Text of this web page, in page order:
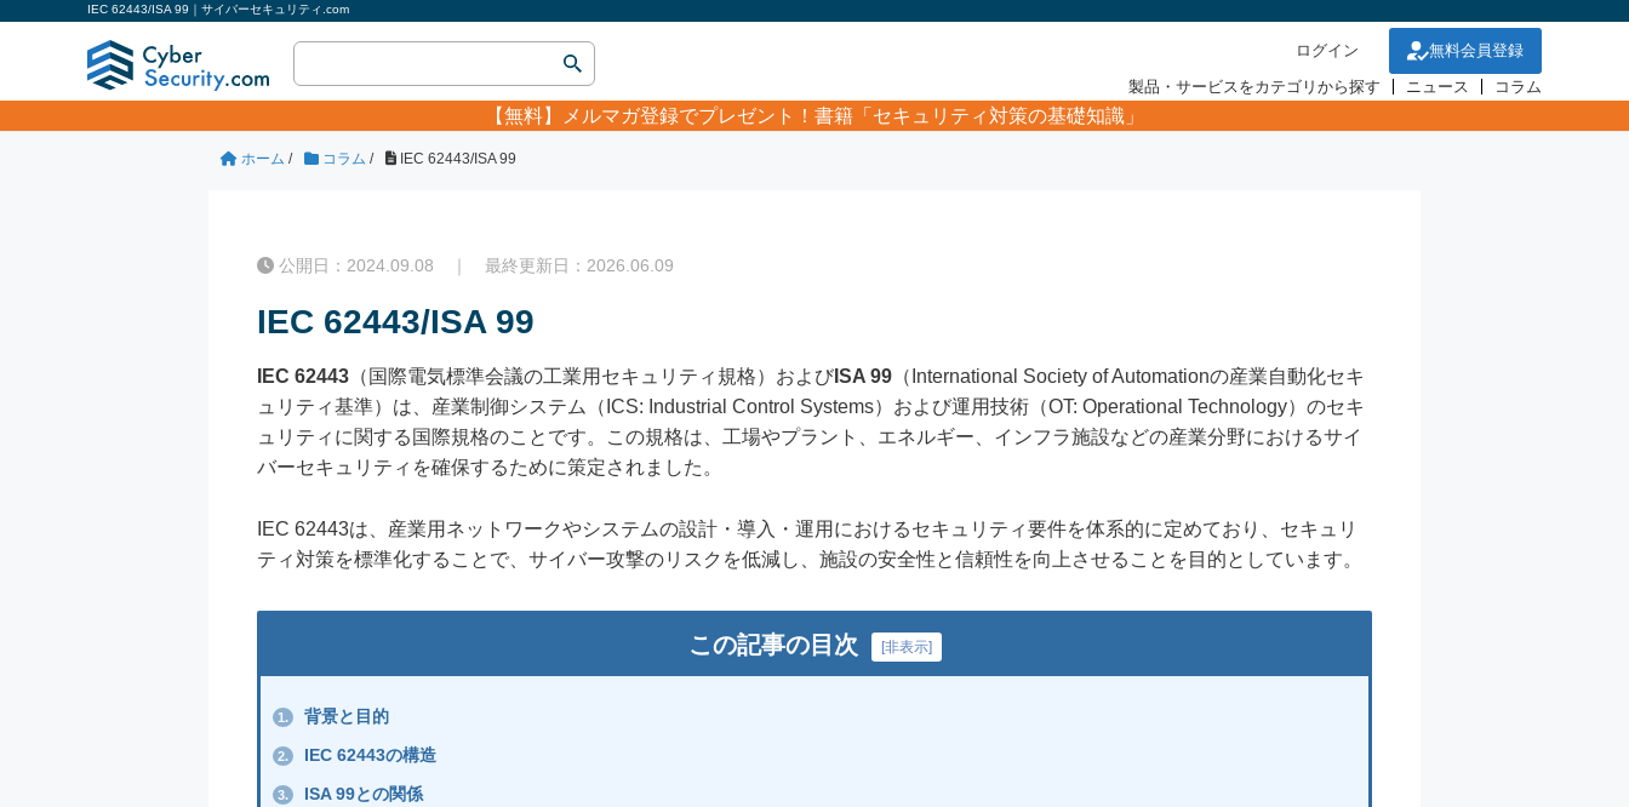
IEC 62443/ISA 99｜サイバーセキュリティ.com
ログイン
無料会員登録
製品・サービスをカテゴリから探す
ニュース コラム
【無料】 メルマガ登録でプレゼント！書籍「セキュリティ対策の基礎知識」
ホーム / コラム / IEC 62443/ISA 99
公開日：2024.09.08 ｜ 最終更新日：2026.06.09
IEC 62443/ISA 99
IEC 62443 （国際電気標準会議の工業用セキュリティ規格）および ISA 99 （International Society of Automationの産業自動化セキ
ュリティ基準）は、産業制御システム（ICS: Industrial Control Systems）および運用技術（OT: Operational Technology）のセキ
ュリティに関する国際規格のことです。この規格は、工場やプラント、エネルギー、インフラ施設などの産業分野におけるサイ
バーセキュリティを確保するために策定されました。
IEC 62443は、産業用ネットワークやシステムの設計・導入・運用におけるセキュリティ要件を体系的に定めており、セキュリ
ティ対策を標準化することで、サイバー攻撃のリスクを低減し、施設の安全性と信頼性を向上させることを目的としています。
この記事の目次 [非表示]
1. 背景と目的
2. IEC 62443の構造
3. ISA 99との関係